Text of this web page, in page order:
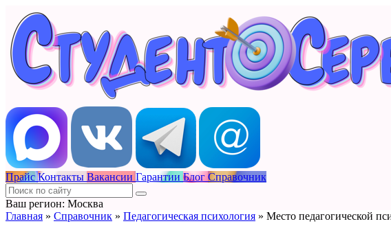
Прайс Контакты Вакансии Гарантии Блог Справочник
Ваш регион: Москва
Главная » Справочник » Педагогическая психология » Место педагогической